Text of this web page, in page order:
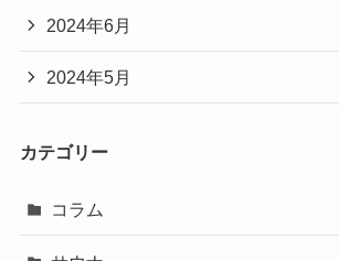
2024年6月
2024年5月
カテゴリー
コラム